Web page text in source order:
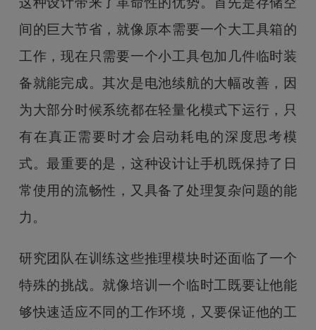
间的巨大节省，就像原本需要一个大工具箱的
工作，现在只需要一个小工具包加几件临时装
备就能完成。其次是电池续航的大幅改善，因
为大部分时候系统都在轻量化模式下运行，只
有在真正需要时才会启动耗电的深度思考模
式。最重要的是，这种设计让手机既保持了日
常使用的流畅性，又具备了处理复杂问题的能
力。
研究团队在训练这些推理模块时还面临了一个
特殊的挑战。就像培训一个临时工既要让他能
够快速适应不同的工作环境，又要保证他的工